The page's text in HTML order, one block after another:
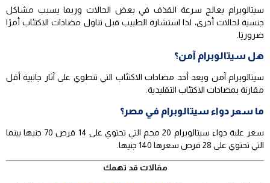
سيتالوبرام يعالج سرعة القذف في بعض الحالات وربما يسبب مشاكل
جنسية لحالات أخرى، لذا استشارة الطبيب قبل تناول مضادات الاكتئاب أمرًا
ضروريَا.
هل سيتالوبرام آمن؟
سيتالوبرام آمن ويعد أحد مضادات الاكتئاب التي تنطوي على آثار جانبية أقل
مقارنة بمضادات الاكتئاب التقليدية.
ما سعر دواء سيتالوبرام في مصر؟
سعر علبة دواء سيتالوبرام 20 مجم التي تحتوي على 14 قرص 70 جنيها بينما
التي تحتوي على 28 قرص سعرها 140 جنيها.
مقالات قد تهمك